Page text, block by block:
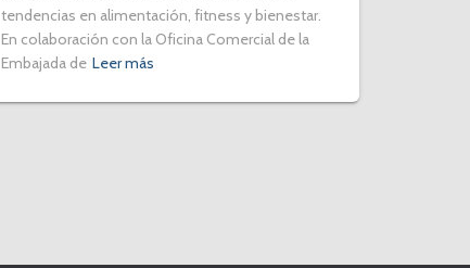
tendencias en alimentación, fitness y bienestar.
En colaboración con la Oficina Comercial de la
Embajada de Leer más